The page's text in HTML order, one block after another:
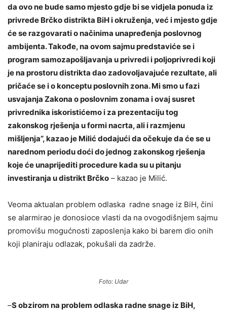
da ovo ne bude samo mjesto gdje bi se vidjela ponuda iz
privrede Brčko distrikta BiH i okruženja, već i mjesto gdje
će se razgovarati o načinima unapređenja poslovnog
ambijenta. Takođe, na ovom sajmu predstaviće se i
program samozapošljavanja u privredi i poljoprivredi koji
je na prostoru distrikta dao zadovoljavajuće rezultate, ali
pričaće se i o konceptu poslovnih zona. Mi smo u fazi
usvajanja Zakona o poslovnim zonama i ovaj susret
privrednika iskoristićemo i za prezentaciju tog
zakonskog rješenja u formi nacrta, ali i razmjenu
mišljenja”, kazao je Milić dodajući da očekuje da će se u
narednom periodu doći do jednog zakonskog rješenja
koje će unaprijediti procedure kada su u pitanju
investiranja u distrikt Brčko – kazao je Milić.
Veoma aktualan problem odlaska radne snage iz BiH, čini
se alarmirao je donosioce vlasti da na ovogodišnjem sajmu
promovišu mogućnosti zaposlenja kako bi barem dio onih
koji planiraju odlazak, pokušali da zadrže.
Foto: Udar
–S obzirom na problem odlaska radne snage iz BiH,